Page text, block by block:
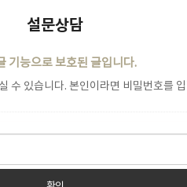
설문상담
기능으로 보호된 글입니다.
수 있습니다. 본인이라면 비밀번호를